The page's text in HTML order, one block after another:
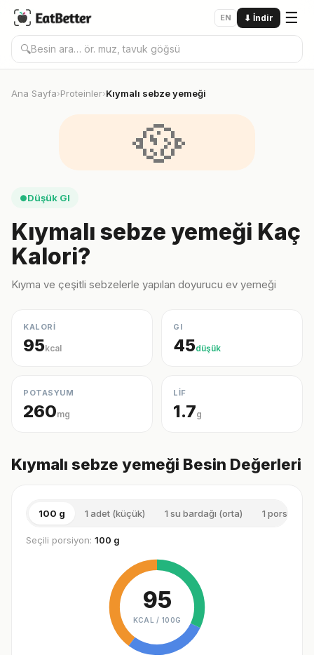
EN ⬇ İndir ☰
🔍
Ana Sayfa›Proteinler›Kıymalı sebze yemeği
🥘
●Düşük GI
Kıymalı sebze yemeği Kaç
Kalori?
Kıyma ve çeşitli sebzelerle yapılan doyurucu ev yemeği
KALORİ
95kcal
GI
45düşük
POTASYUM
260mg
LİF
1.7g
Kıymalı sebze yemeği Besin Değerleri
100 g 1 adet (küçük) 1 su bardağı (orta) 1 porsiyon
Seçili porsiyon: 100 g
95
KCAL / 100G